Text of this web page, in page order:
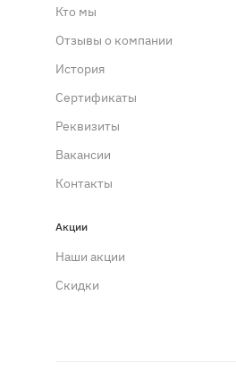
Кто мы
Отзывы о компании
История
Сертификаты
Реквизиты
Вакансии
Контакты
Акции
Наши акции
Скидки